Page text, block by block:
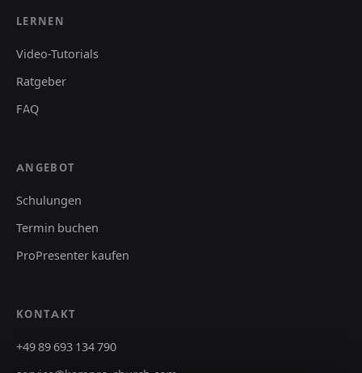
LERNEN
Video-Tutorials
Ratgeber
FAQ
ANGEBOT
Schulungen
Termin buchen
ProPresenter kaufen
KONTAKT
+49 89 693 134 790